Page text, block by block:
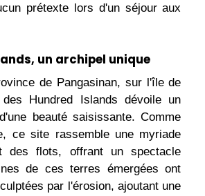
prétexte lors d'un séjour aux
un archipel unique
de Pangasinan, sur l'île de
des Hundred Islands dévoile un
beauté saisissante. Comme
ce site rassemble une myriade
des flots, offrant un spectacle
de ces terres émergées ont
par l'érosion, ajoutant une